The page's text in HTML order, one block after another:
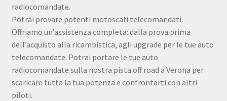
radiocomandate.
Potrai provare potenti motoscafi telecomandati.
Offriamo un’assistenza completa: dalla prova prima
dell’acquisto alla ricambistica, agli upgrade per le tue auto
telecomandate. Potrai portare le tue auto
radiocomandate sulla nostra pista off road a Verona per
scaricare tutta la tua potenza e confrontarti con altri
piloti.